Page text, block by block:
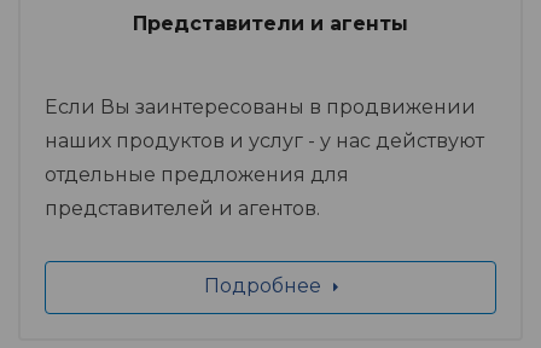
Представители и агенты
Если Вы заинтересованы в продвижении
наших продуктов и услуг - у нас действуют
отдельные предложения для
представителей и агентов.
Подробнее